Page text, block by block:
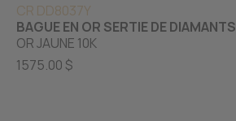
CR DD8037Y
BAGUE EN OR SERTIE DE DIAMANTS
OR JAUNE 10K
1575.00 $